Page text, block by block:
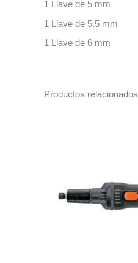
1 Llave de 5 mm
1 Llave de 5.5 mm
1 Llave de 6 mm
Productos relacionados